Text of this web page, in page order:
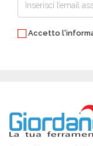
senza rinunciare alla
e giardinaggiopiù adatti
Accetto